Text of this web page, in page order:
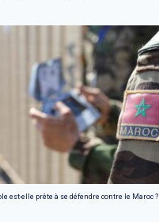
est-elle prête à se défendre contre le Maroc ?